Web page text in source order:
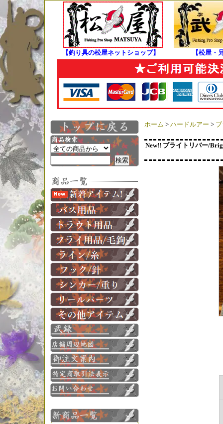
【釣り具の松屋ネットショップ】 【松屋・
ホーム > ハードルアー >
New!! ブライトリバー/